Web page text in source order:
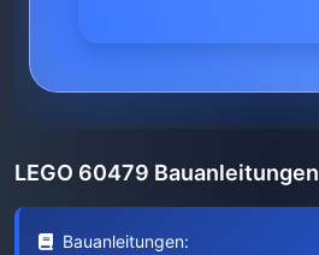
LEGO 60479 Bauanleitungen
Bauanleitungen: